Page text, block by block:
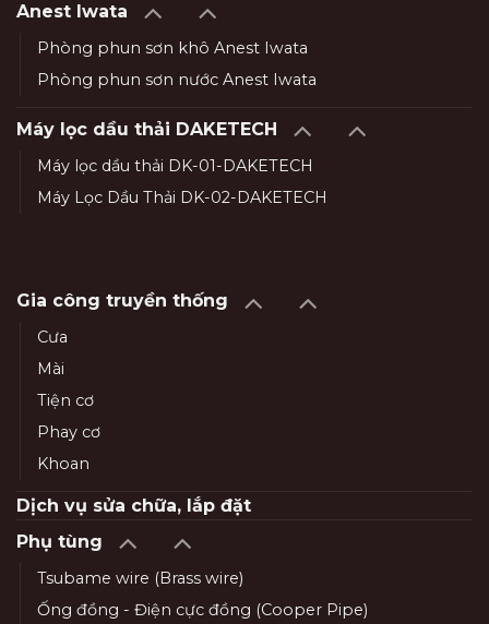
Anest Iwata
Phòng phun sơn khô Anest Iwata
Phòng phun sơn nước Anest Iwata
Máy lọc dầu thải DAKETECH
Máy lọc dầu thải DK-01-DAKETECH
Máy Lọc Dầu Thải DK-02-DAKETECH
Gia công truyền thống
Cưa
Mài
Tiện cơ
Phay cơ
Khoan
Dịch vụ sửa chữa, lắp đặt
Phụ tùng
Tsubame wire (Brass wire)
Ống đồng - Điện cực đồng (Cooper Pipe)